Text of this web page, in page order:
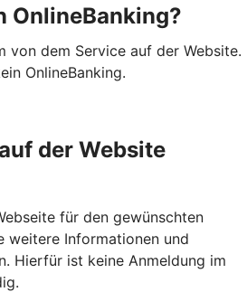
OnlineBanking?
von dem Service auf der Website.
OnlineBanking.
der Website
für den gewünschten
weitere Informationen und
Hierfür ist keine Anmeldung im